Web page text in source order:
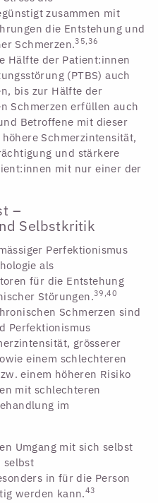
zusammen mit
die Entstehung und
Schmerzen.35,36
Hälfte der Patient:innen
(PTBS) auch
bis zur Hälfte der
Schmerzen erfüllen auch
Betroffene mit dieser
Schmerzintensität,
und stärkere
mit nur einer der
–
Selbstkritik
Perfektionismus
als
für die Entstehung
Störungen.39,40
Schmerzen sind
Perfektionismus
grösserer
einem schlechteren
einem höheren Risiko
mit schlechteren
im
Umgang mit sich selbst
selbst
in für die Person
werden kann.43